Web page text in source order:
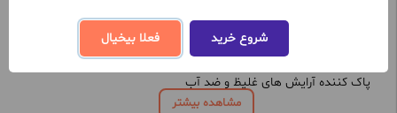
پاکسازی ملایم پوست از مواد آرایشی
استفاده از فناوری نوین میسل
پاک کننده آرایش های غلیظ و ضد آب
مشاهده بیشتر
شروع خرید فعلا بیخیال